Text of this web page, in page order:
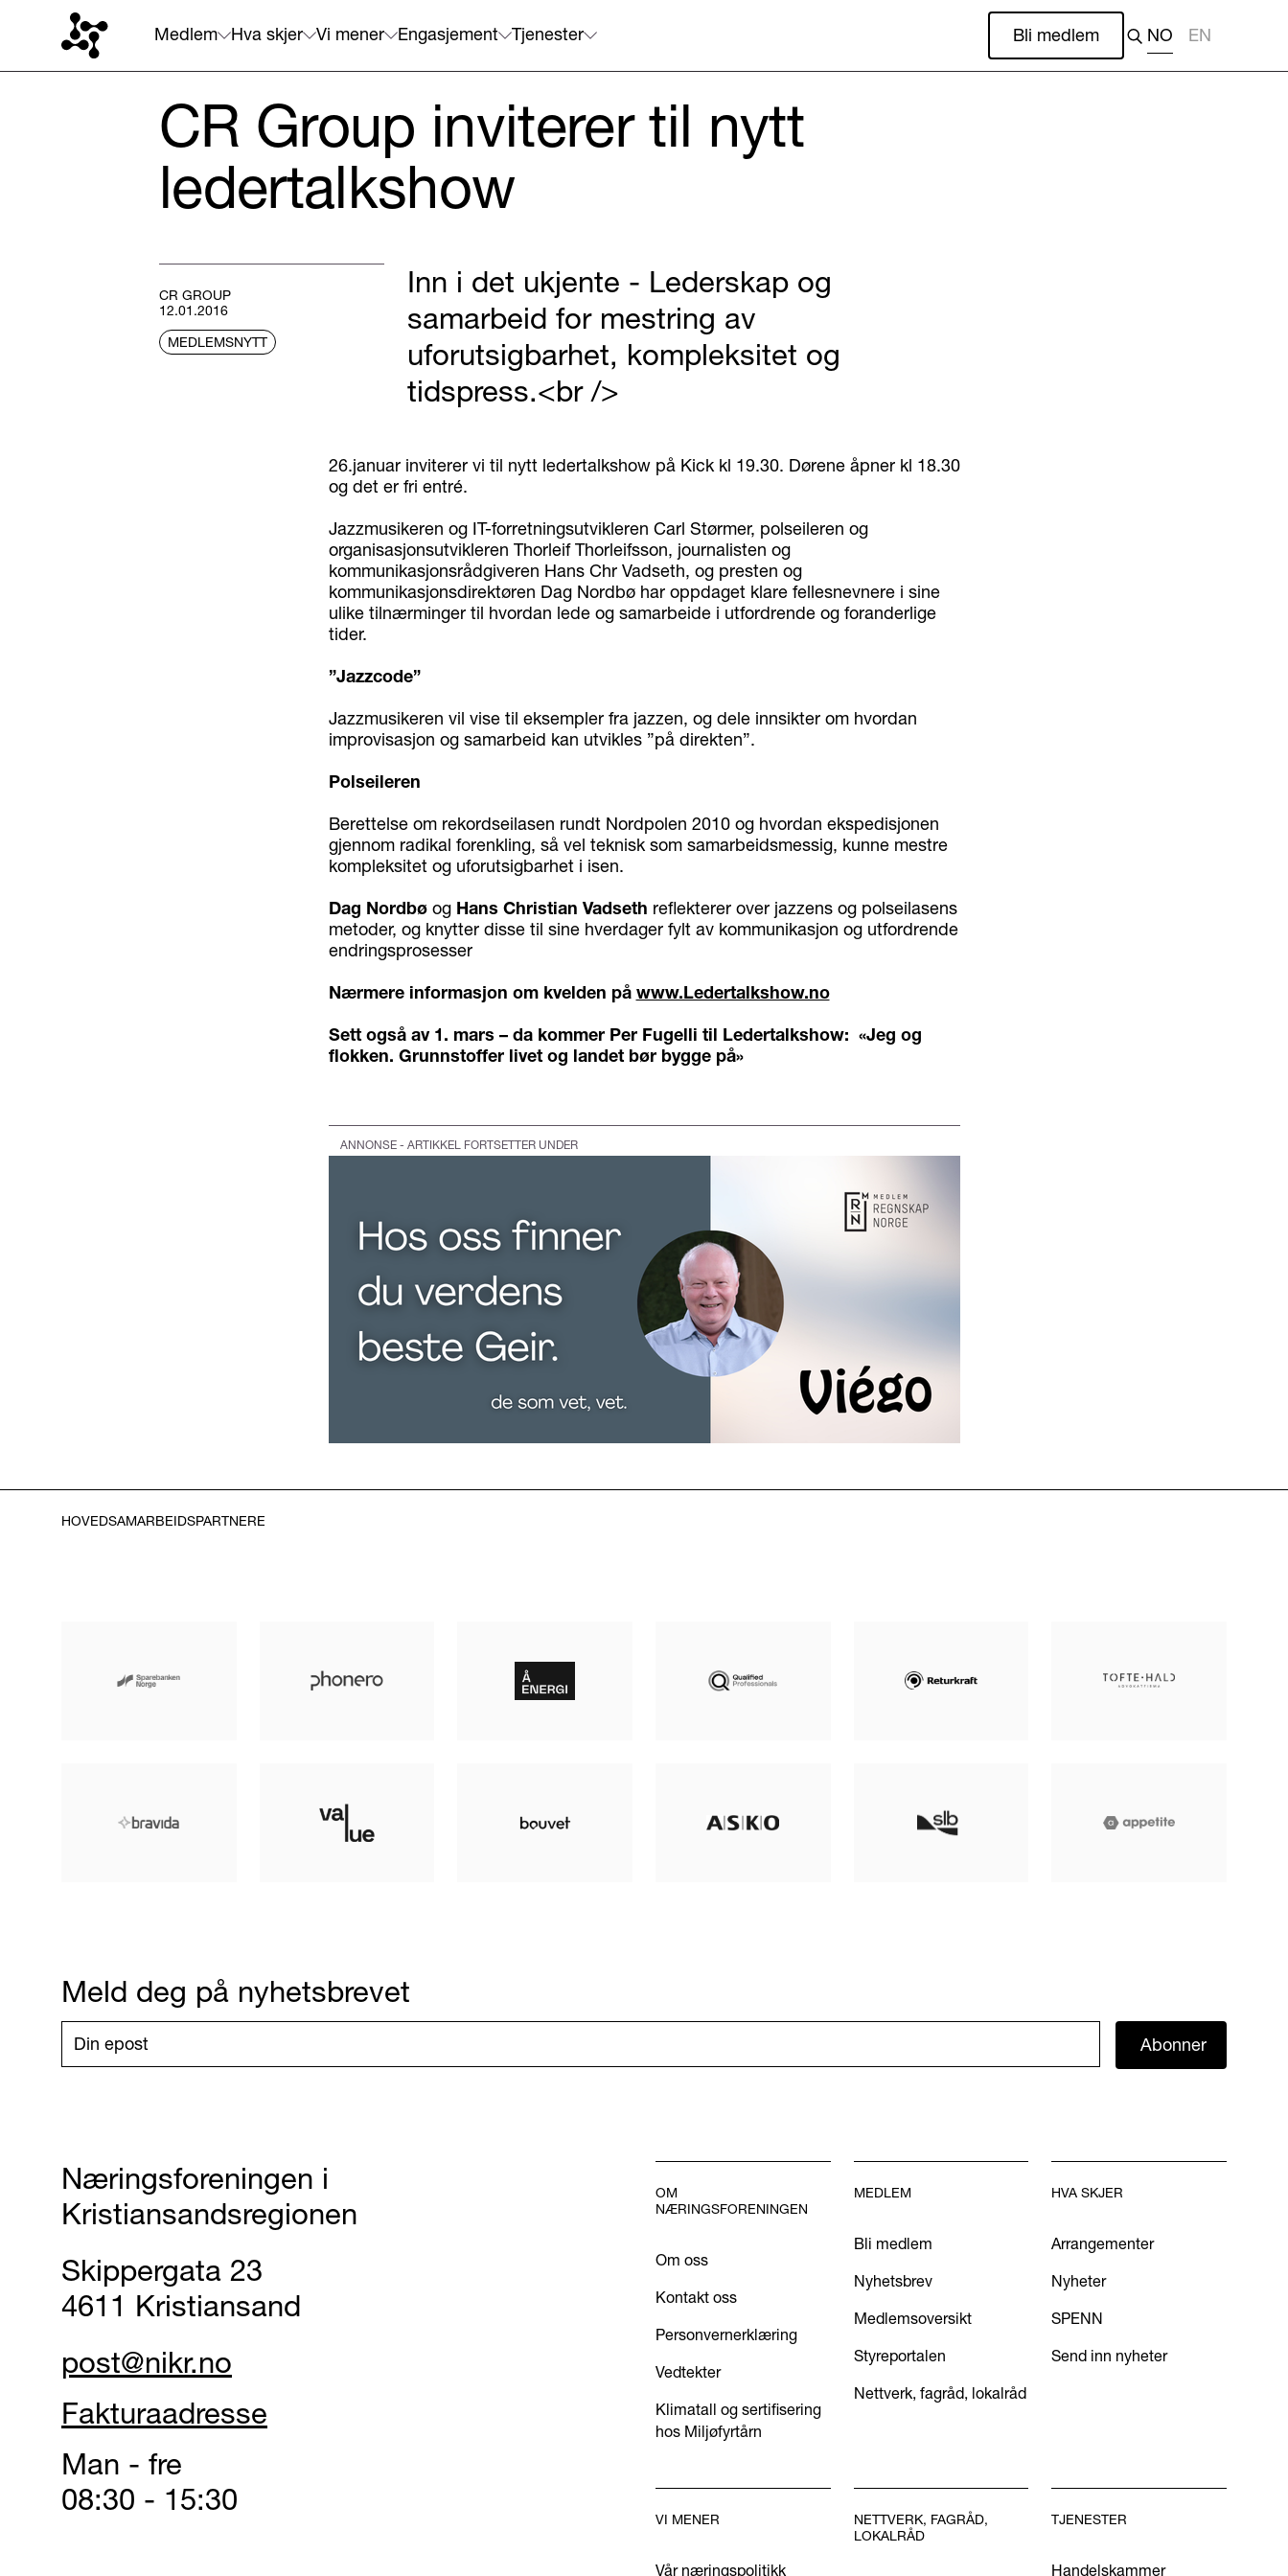
Medlem Hva skjer Vi mener Engasjement Tjenester Bli medlem NO EN
CR Group inviterer til nytt
ledertalkshow
CR GROUP
12.01.2016
MEDLEMSNYTT
Inn i det ukjente - Lederskap og
samarbeid for mestring av
uforutsigbarhet, kompleksitet og
tidspress.<br />
26.januar inviterer vi til nytt ledertalkshow på Kick kl 19.30. Dørene åpner kl 18.30
og det er fri entré.
Jazzmusikeren og IT-forretningsutvikleren Carl Størmer, polseileren og
organisasjonsutvikleren Thorleif Thorleifsson, journalisten og
kommunikasjonsrådgiveren Hans Chr Vadseth, og presten og
kommunikasjonsdirektøren Dag Nordbø har oppdaget klare fellesnevnere i sine
ulike tilnærminger til hvordan lede og samarbeide i utfordrende og foranderlige
tider.
”Jazzcode”
Jazzmusikeren vil vise til eksempler fra jazzen, og dele innsikter om hvordan
improvisasjon og samarbeid kan utvikles ”på direkten”.
Polseileren
Berettelse om rekordseilasen rundt Nordpolen 2010 og hvordan ekspedisjonen
gjennom radikal forenkling, så vel teknisk som samarbeidsmessig, kunne mestre
kompleksitet og uforutsigbarhet i isen.
Dag Nordbøog Hans Christian Vadseth reflekterer over jazzens og polseilasens
metoder, og knytter disse til sine hverdager fylt av kommunikasjon og utfordrende
endringsprosesser
Nærmere informasjon om kvelden på www.Ledertalkshow.no
Sett også av 1. mars – da kommer Per Fugelli til Ledertalkshow: «Jeg og
flokken. Grunnstoffer livet og landet bør bygge på»
ANNONSE - ARTIKKEL FORTSETTER UNDER
HOVEDSAMARBEIDSPARTNERE
Meld deg på nyhetsbrevet
Abonner
Næringsforeningen i
Kristiansandsregionen
Skippergata 23
4611 Kristiansand
post@nikr.no
Fakturaadresse
Man - fre
08:30 - 15:30
OM
NÆRINGSFORENINGEN
Om oss
Kontakt oss
Personvernerklæring
Vedtekter
Klimatall og sertifisering
hos Miljøfyrtårn
MEDLEM
Bli medlem
Nyhetsbrev
Medlemsoversikt
Styreportalen
Nettverk, fagråd, lokalråd
HVA SKJER
Arrangementer
Nyheter
SPENN
Send inn nyheter
VI MENER
Vår næringspolitikk
NETTVERK, FAGRÅD,
LOKALRÅD
TJENESTER
Handelskammer